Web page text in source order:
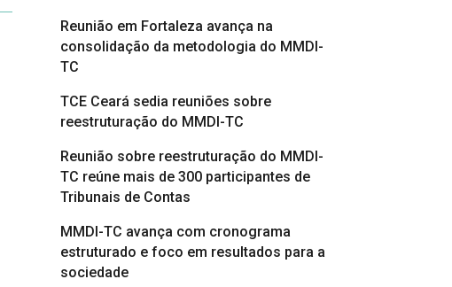
Reunião em Fortaleza avança na
consolidação da metodologia do MMDI-
TC
TCE Ceará sedia reuniões sobre
reestruturação do MMDI-TC
Reunião sobre reestruturação do MMDI-
TC reúne mais de 300 participantes de
Tribunais de Contas
MMDI-TC avança com cronograma
estruturado e foco em resultados para a
sociedade